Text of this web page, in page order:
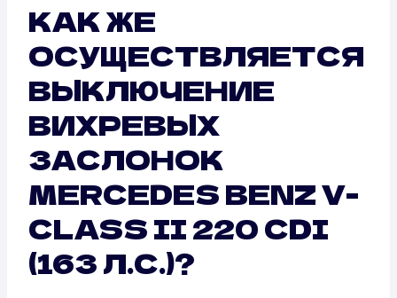
КАК ЖЕ
ОСУЩЕСТВЛЯЕТСЯ
ВЫКЛЮЧЕНИЕ
ВИХРЕВЫХ
ЗАСЛОНОК
MERCEDES BENZ V-
CLASS II 220 CDI
(163 Л.С.)?